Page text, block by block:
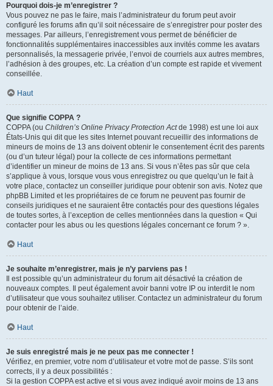
Pourquoi dois-je m’enregistrer ?
Vous pouvez ne pas le faire, mais l’administrateur du forum peut avoir
configuré les forums afin qu’il soit nécessaire de s’enregistrer pour poster des
messages. Par ailleurs, l’enregistrement vous permet de bénéficier de
fonctionnalités supplémentaires inaccessibles aux invités comme les avatars
personnalisés, la messagerie privée, l’envoi de courriels aux autres membres,
l’adhésion à des groupes, etc. La création d’un compte est rapide et vivement
conseillée.
Haut
Que signifie COPPA ?
COPPA (ou Children’s Online Privacy Protection Actde 1998) est une loi aux
États-Unis qui dit que les sites Internet pouvant recueillir des informations de
mineurs de moins de 13 ans doivent obtenir le consentement écrit des parents
(ou d’un tuteur légal) pour la collecte de ces informations permettant
d’identifier un mineur de moins de 13 ans. Si vous n’êtes pas sûr que cela
s’applique à vous, lorsque vous vous enregistrez ou que quelqu’un le fait à
votre place, contactez un conseiller juridique pour obtenir son avis. Notez que
phpBB Limited et les propriétaires de ce forum ne peuvent pas fournir de
conseils juridiques et ne sauraient être contactés pour des questions légales
de toutes sortes, à l’exception de celles mentionnées dans la question « Qui
contacter pour les abus ou les questions légales concernant ce forum ? ».
Haut
Je souhaite m’enregistrer, mais je n’y parviens pas !
Il est possible qu’un administrateur du forum ait désactivé la création de
nouveaux comptes. Il peut également avoir banni votre IP ou interdit le nom
d’utilisateur que vous souhaitez utiliser. Contactez un administrateur du forum
pour obtenir de l’aide.
Haut
Je suis enregistré mais je ne peux pas me connecter !
Vérifiez, en premier, votre nom d’utilisateur et votre mot de passe. S’ils sont
corrects, il y a deux possibilités :
Si la gestion COPPA est active et si vous avez indiqué avoir moins de 13 ans